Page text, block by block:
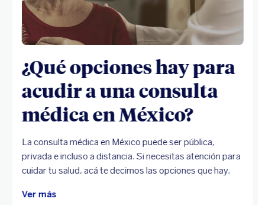
¿Qué opciones hay para
acudir a una consulta
médica en México?
La consulta médica en México puede ser pública,
privada e incluso a distancia. Si necesitas atención para
cuidar tu salud, acá te decimos las opciones que hay.
Ver más